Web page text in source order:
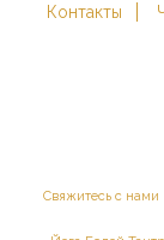
Контакты
Свяжитесь с нами